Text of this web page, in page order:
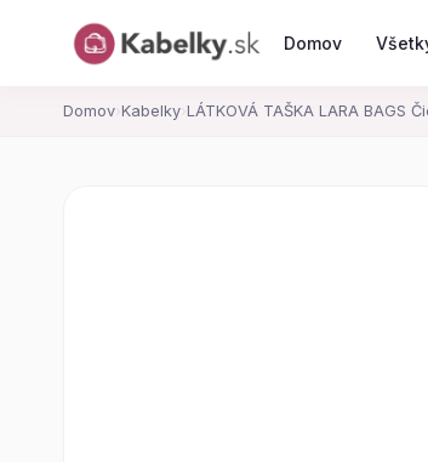
Domov
Domov› Kabelky› LÁTKOVÁ TAŠKA LARA BAGS